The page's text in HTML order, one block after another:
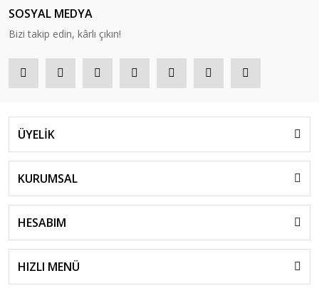
SOSYAL MEDYA
Bizi takip edin, kârlı çıkın!
ÜYELİK
KURUMSAL
HESABIM
HIZLI MENÜ